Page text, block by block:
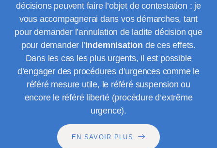
décisions peuvent faire l’objet de contestation : je
vous accompagnerai dans vos démarches, tant
pour demander l’annulation de ladite décision que
pour demander l’indemnisation de ces effets.
Dans les cas les plus urgents, il est possible
d’engager des procédures d’urgences comme le
référé mesure utile, le référé suspension ou
encore le référé liberté (procédure d’extrême
urgence).
EN SAVOIR PLUS